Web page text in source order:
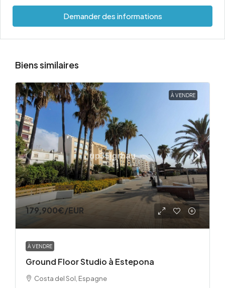
Demander des informations
Biens similaires
À VENDRE
179,900€/EUR
À VENDRE
Ground Floor Studio à Estepona
Costa del Sol, Espagne